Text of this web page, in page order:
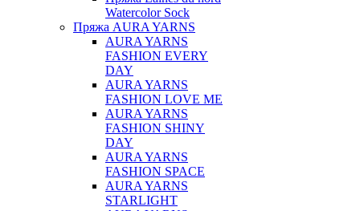
Watercolor Sock
Пряжа AURA YARNS
AURA YARNS
FASHION EVERY
DAY
AURA YARNS
FASHION LOVE ME
AURA YARNS
FASHION SHINY
DAY
AURA YARNS
FASHION SPACE
AURA YARNS
STARLIGHT